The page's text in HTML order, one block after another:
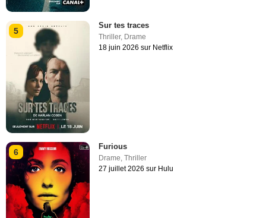
5
Sur tes traces
Thriller, Drame
18 juin 2026 sur Netflix
6
Furious
Drame ,Thriller
27 juillet 2026 sur Hulu